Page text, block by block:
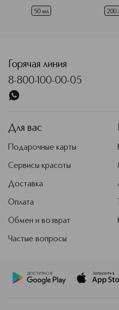
средств
50 мл 200
Горячая линия
8-800-100-00-05
Для вас
Подарочные карты
Сервисы красоты
Доставка
Оплата
Обмен и возврат
Частые вопросы